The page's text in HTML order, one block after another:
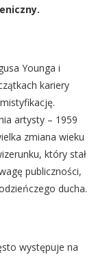
Younga i
kariery
artysty – 1959
zmiana wieku
który stał
publiczności,
ducha.
występuje na